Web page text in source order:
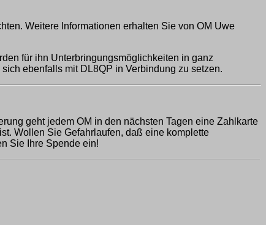
Weitere Informationen erhalten Sie von OM Uwe
für ihn Unterbringungsmöglichkeiten in ganz
ebenfalls mit DL8QP in Verbindung zu setzen.
geht jedem OM in den nächsten Tagen eine Zahlkarte
Wollen Sie Gefahrlaufen, daß eine komplette
Sie Ihre Spende ein!